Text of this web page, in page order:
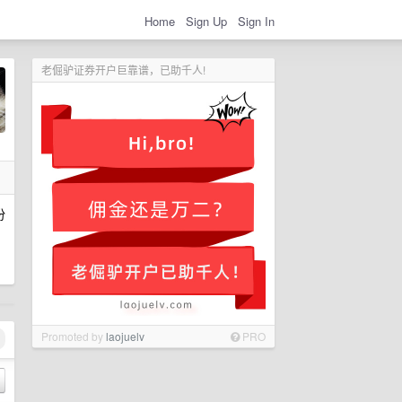
Home Sign Up Sign In
老倔驴证券开户巨靠谱，已助千人!
Promoted bylaojuelv PRO